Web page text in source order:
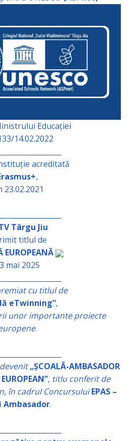
Educației
14.02.2022
acreditată
,
23.02.2021
Târgu Jiu
titlul de
EUROPEANĂ
mai 2025
cu titlul de
eTwinning”,
unor importante proiecte
.
„ȘCOALĂ-AMBASADOR
, titlu conferit de
în cadrul Concursului EPAS –
Ambasador.